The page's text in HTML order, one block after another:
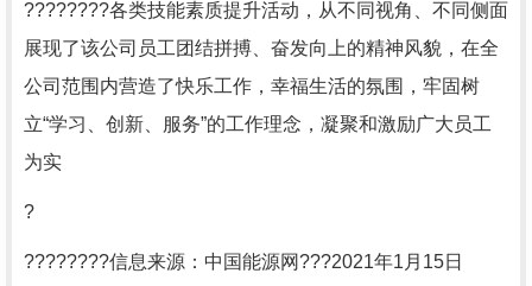
????????各类技能素质提升活动，从不同视角、不同侧面
展现了该公司员工团结拼搏、奋发向上的精神风貌，在全
公司范围内营造了快乐工作，幸福生活的氛围，牢固树
立“学习、创新、服务”的工作理念，凝聚和激励广大员工
为实
?
????????信息来源：中国能源网???2021年1月15日